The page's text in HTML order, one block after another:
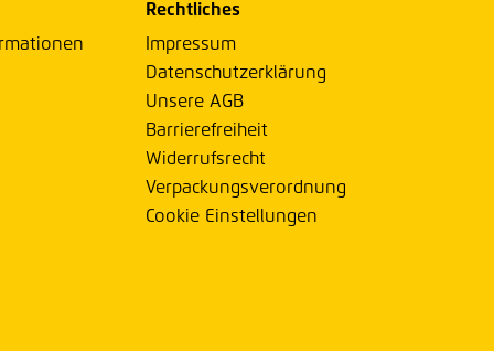
Rechtliches
Impressum
Datenschutzerklärung
Unsere AGB
Barrierefreiheit
Widerrufsrecht
Verpackungsverordnung
Cookie Einstellungen